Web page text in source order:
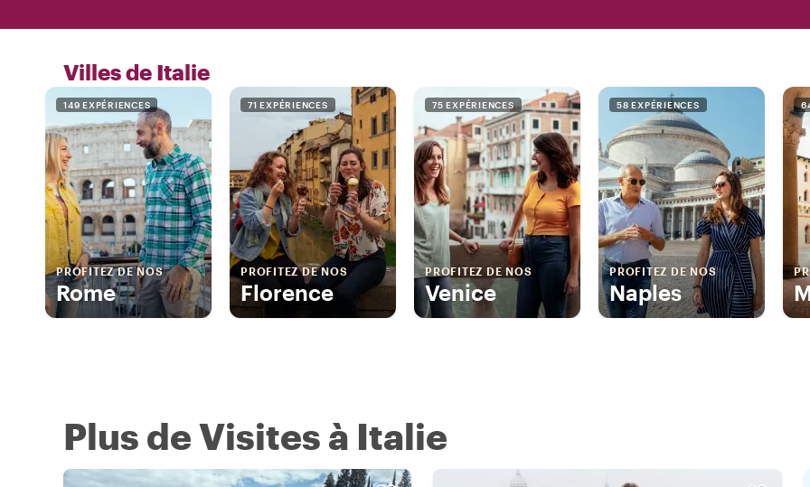
Villes de Italie
149 EXPÉRIENCES
PROFITEZ DE NOS
Rome
71 EXPÉRIENCES
PROFITEZ DE NOS
Florence
75 EXPÉRIENCES
PROFITEZ DE NOS
Venice
58 EXPÉRIENCES
PROFITEZ DE NOS
Naples
Plus de Visites à Italie